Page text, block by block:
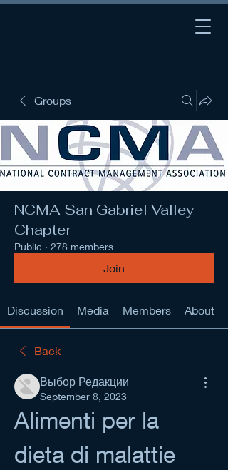
Groups
NCMA San Gabriel Valley
Chapter
Public · 278 members
Join
Discussion Media Members About
Back
Выбор Редакции
September 8, 2023
Alimenti per la
dieta di malattie